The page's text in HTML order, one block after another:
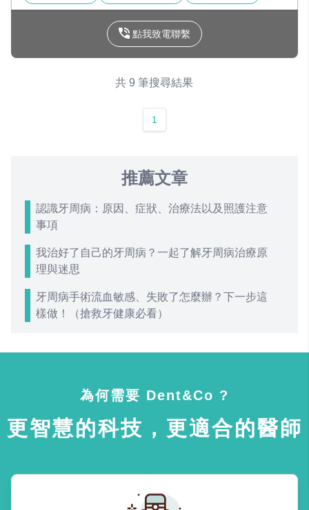
點我致電聯繫
共 9 筆搜尋結果
1
推薦文章
認識牙周病：原因、症狀、治療法以及照護注意
事項
我治好了自己的牙周病？一起了解牙周病治療原
理與迷思
牙周病手術流血敏感、失敗了怎麼辦？下一步這
樣做！（搶救牙健康必看）
為何需要 Dent&Co ?
更智慧的科技，更適合的醫師